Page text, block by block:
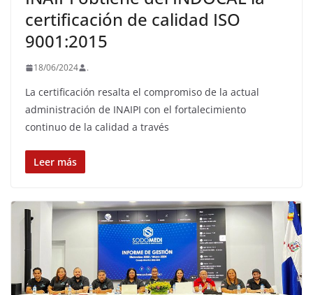
certificación de calidad ISO
9001:2015
18/06/2024 .
La certificación resalta el compromiso de la actual
administración de INAIPI con el fortalecimiento
continuo de la calidad a través
Leer más